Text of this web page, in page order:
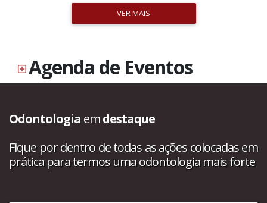
VER MAIS
Agenda de Eventos
Odontologia emdestaque
Fique por dentro de todas as ações colocadas em
prática para termos uma odontologia mais forte